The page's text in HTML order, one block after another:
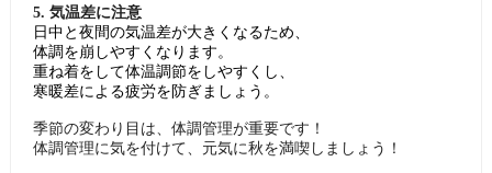
5. 気温差に注意
日中と夜間の気温差が大きくなるため、
体調を崩しやすくなります。
重ね着をして体温調節をしやすくし、
寒暖差による疲労を防ぎましょう 。
季節の変わり目は、体調管理が重要です！
体調管理に気を付けて、元気に秋を満喫しましょう！